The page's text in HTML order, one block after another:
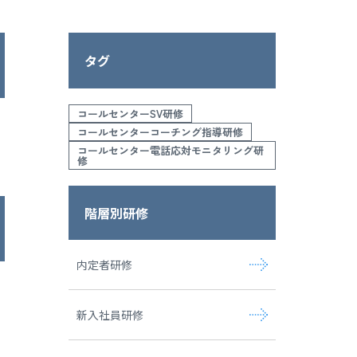
タグ
コールセンターSV研修
コールセンターコーチング指導研修
コールセンター電話応対モニタリング研
修
階層別研修
内定者研修
新入社員研修